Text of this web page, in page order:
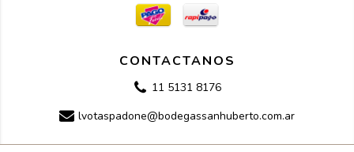
CONTACTANOS
11 5131 8176
lvotaspadone@bodegassanhuberto.com.ar